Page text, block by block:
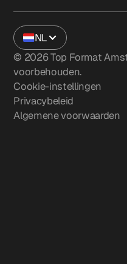
NL
© 2026Top Format
voorbehouden.
Cookie-instellingen
Privacybeleid
Algemene voorwaarden